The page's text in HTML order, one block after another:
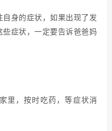
身的症状，如果出现了发
症状，一定要告诉爸爸妈
里，按时吃药，等症状消